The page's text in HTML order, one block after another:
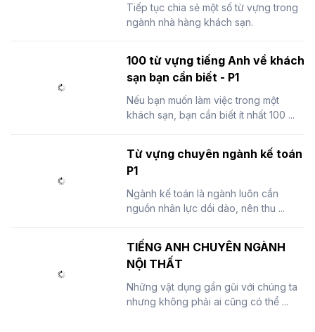
Tiếp tục chia sẻ một số từ vựng trong
ngành nhà hàng khách sạn.
100 từ vựng tiếng Anh về khách
sạn bạn cần biết - P1
Nếu bạn muốn làm việc trong một
khách sạn, bạn cần biết ít nhất 100 ...
Từ vựng chuyên ngành kế toán
P1
Ngành kế toán là ngành luôn cần
nguồn nhân lực dồi dào, nên thu ...
​TIẾNG ANH CHUYÊN NGÀNH
NỘI THẤT
Những vật dụng gần gũi với chúng ta
nhưng không phải ai cũng có thể ...